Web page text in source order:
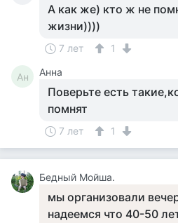
А как же) кто ж не
жизни))))
7 лет 1
Ан Анна
Поверьте есть
помнят
7 лет 1
Бедный Мойша.
мы организовали
надеемся что 40-50